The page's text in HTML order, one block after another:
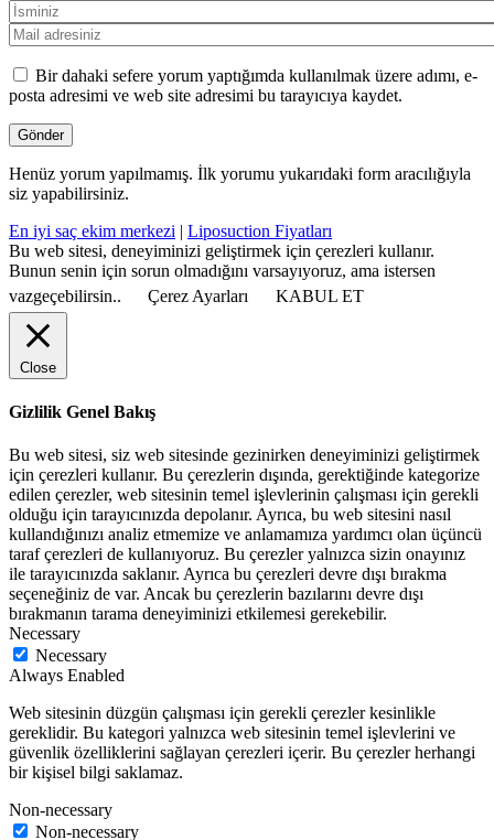
Bir dahaki sefere yorum yaptığımda kullanılmak üzere adımı, e-
posta adresimi ve web site adresimi bu tarayıcıya kaydet.
Henüz yorum yapılmamış. İlk yorumu yukarıdaki form aracılığıyla
siz yapabilirsiniz.
En iyi saç ekim merkezi | Liposuction Fiyatları
Bu web sitesi, deneyiminizi geliştirmek için çerezleri kullanır.
Bunun senin için sorun olmadığını varsayıyoruz, ama istersen
vazgeçebilirsin..
Çerez Ayarları KABUL ET
Close
Gizlilik Genel Bakış
Bu web sitesi, siz web sitesinde gezinirken deneyiminizi geliştirmek
için çerezleri kullanır. Bu çerezlerin dışında, gerektiğinde kategorize
edilen çerezler, web sitesinin temel işlevlerinin çalışması için gerekli
olduğu için tarayıcınızda depolanır. Ayrıca, bu web sitesini nasıl
kullandığınızı analiz etmemize ve anlamamıza yardımcı olan üçüncü
taraf çerezleri de kullanıyoruz. Bu çerezler yalnızca sizin onayınız
ile tarayıcınızda saklanır. Ayrıca bu çerezleri devre dışı bırakma
seçeneğiniz de var. Ancak bu çerezlerin bazılarını devre dışı
bırakmanın tarama deneyiminizi etkilemesi gerekebilir.
Necessary
Necessary
Always Enabled
Web sitesinin düzgün çalışması için gerekli çerezler kesinlikle
gereklidir. Bu kategori yalnızca web sitesinin temel işlevlerini ve
güvenlik özelliklerini sağlayan çerezleri içerir. Bu çerezler herhangi
bir kişisel bilgi saklamaz.
Non-necessary
Non-necessary